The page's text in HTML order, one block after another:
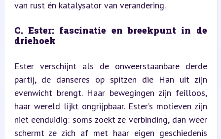
van rust én katalysator van verandering.
C. Ester: fascinatie en breekpunt in de
driehoek
Ester verschijnt als de onweerstaanbare derde
partij, de danseres op spitzen die Han uit zijn
evenwicht brengt. Haar bewegingen zijn feilloos,
haar wereld lijkt ongrijpbaar. Ester’s motieven zijn
niet eenduidig: soms zoekt ze verbinding, dan weer
schermt ze zich af met haar eigen geschiedenis